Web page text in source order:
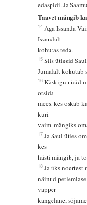
edaspidi. Ja
Taavet mängib
14 Aga Issanda
Issandalt
kohutas teda.
15 Siis ütlesid
Jumalalt kohutab
16 Käskigu nüüd
otsida
mees, kes oskab
kuri
vaim, mängiks
17 Ja Saul ütles
kes
hästi mängib, ja
18 Ja üks noortest
näinud
vapper
kangelane,